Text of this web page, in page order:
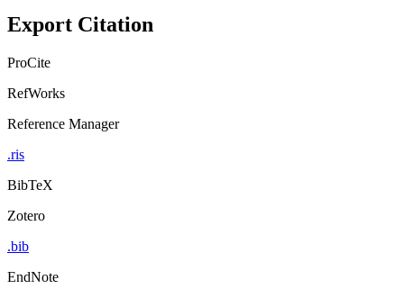
Export Citation
ProCite
RefWorks
Reference Manager
.ris
BibTeX
Zotero
.bib
EndNote